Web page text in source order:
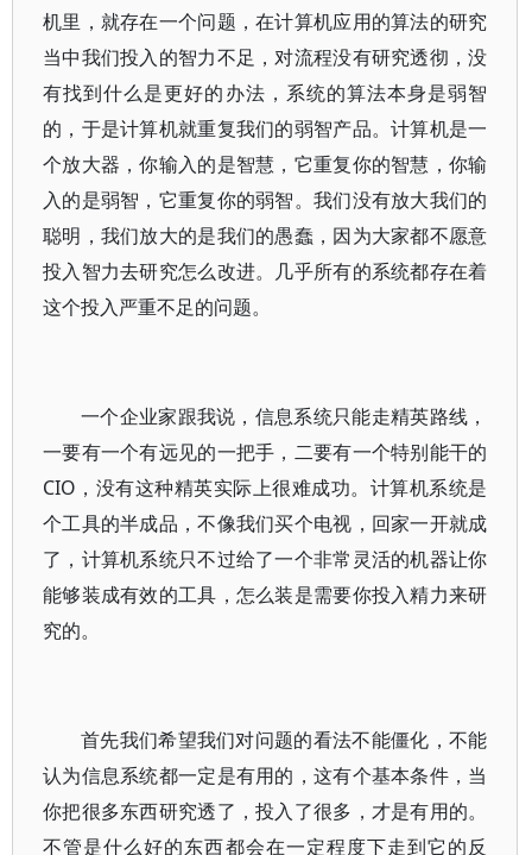
机里，就存在一个问题，在计算机应用的算法的研究
当中我们投入的智力不足，对流程没有研究透彻，没
有找到什么是更好的办法，系统的算法本身是弱智
的，于是计算机就重复我们的弱智产品。计算机是一
个放大器，你输入的是智慧，它重复你的智慧，你输
入的是弱智，它重复你的弱智。我们没有放大我们的
聪明，我们放大的是我们的愚蠢，因为大家都不愿意
投入智力去研究怎么改进。几乎所有的系统都存在着
这个投入严重不足的问题。
一个企业家跟我说，信息系统只能走精英路线，
一要有一个有远见的一把手，二要有一个特别能干的
CIO，没有这种精英实际上很难成功。计算机系统是
个工具的半成品，不像我们买个电视，回家一开就成
了，计算机系统只不过给了一个非常灵活的机器让你
能够装成有效的工具，怎么装是需要你投入精力来研
究的。
首先我们希望我们对问题的看法不能僵化，不能
认为信息系统都一定是有用的，这有个基本条件，当
你把很多东西研究透了，投入了很多，才是有用的。
不管是什么好的东西都会在一定程度下走到它的反